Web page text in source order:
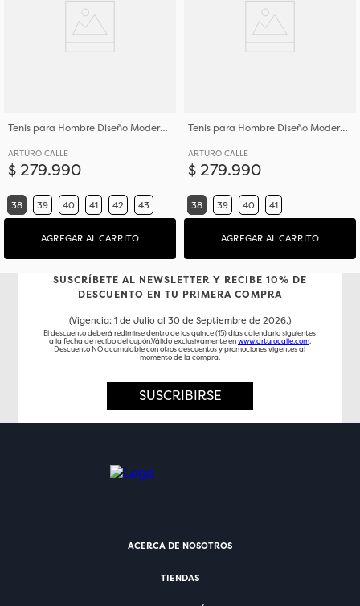
Tenis para Hombre Diseño Moderno en Cuero
ARTURO CALLE
$ 279.990
38 39 40 41 42 43
AGREGAR AL CARRITO
Tenis para Hombre Diseño Moderno en Cuero
ARTURO CALLE
$ 279.990
38 39 40 41
AGREGAR AL CARRITO
SUSCRÍBETE AL NEWSLETTER Y RECIBE 10% DE
DESCUENTO EN TU PRIMERA COMPRA
(Vigencia: 1 de Julio al 30 de Septiembre de 2026.)
El descuento deberá redimirse dentro de los quince (15) días calendario siguientes
a la fecha de recibo del cupón.Válido exclusivamente enwww.arturocalle.com.
Descuento NO acumulable con otros descuentos y promociones vigentes al
momento de la compra.
SUSCRIBIRSE
ACERCA DE NOSOTROS
TIENDAS